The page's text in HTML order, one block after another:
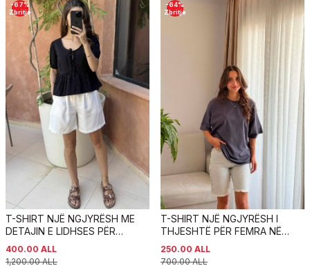
-67%
Zbritje
T-SHIRT NJË NGJYRËSH ME
DETAJIN E LIDHSES PËR
FEMRA NË NGJYRËN E ZEZË
1,200.00ALL
400.00 ALL
-64%
Zbritje
T-SHIRT NJË NGJYRËSH I
THJESHTË PËR FEMRA NË
NGJYRËN GRI E ERRËT
700.00ALL
250.00 ALL